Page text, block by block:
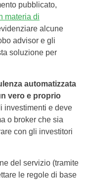
pubblicato,
materia di
alcune
advisor e gli
soluzione per
automatizzata
vero e proprio
investimenti e deve
o broker che sia
con gli investitori
del servizio (tramite
le regole di base